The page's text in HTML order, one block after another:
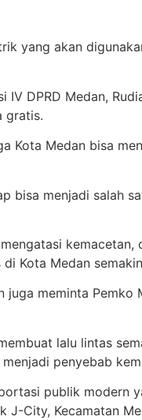
yang akan
IV DPRD Medan,
gratis.
Kota Medan bisa
bisa menjadi salah
Kota Medan
juga meminta
lalu lintas
penyebab
publik modern
J-City, Kecamatan